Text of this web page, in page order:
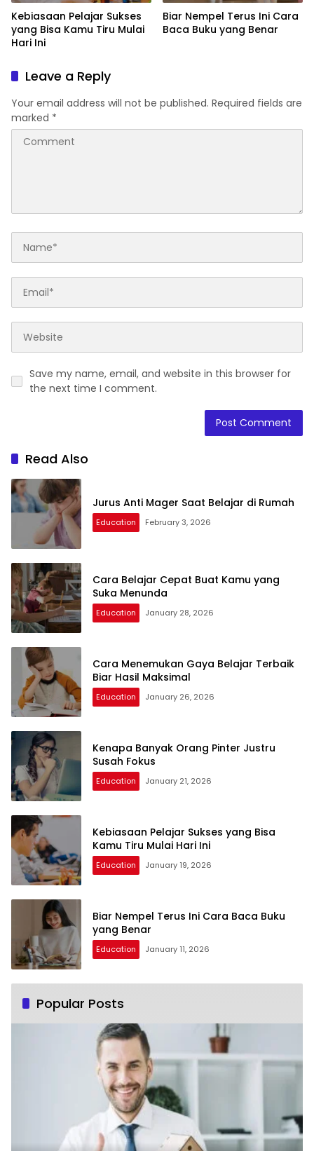
Kebiasaan Pelajar Sukses
yang Bisa Kamu Tiru Mulai
Hari Ini
Biar Nempel Terus Ini Cara
Baca Buku yang Benar
Leave a Reply
Your email address will not be published. Required fields are
marked *
Save my name, email, and website in this browser for
the next time I comment.
Read Also
Jurus Anti Mager Saat Belajar di Rumah
Education February 3, 2026
Cara Belajar Cepat Buat Kamu yang
Suka Menunda
Education January 28, 2026
Cara Menemukan Gaya Belajar Terbaik
Biar Hasil Maksimal
Education January 26, 2026
Kenapa Banyak Orang Pinter Justru
Susah Fokus
Education January 21, 2026
Kebiasaan Pelajar Sukses yang Bisa
Kamu Tiru Mulai Hari Ini
Education January 19, 2026
Biar Nempel Terus Ini Cara Baca Buku
yang Benar
Education January 11, 2026
Popular Posts